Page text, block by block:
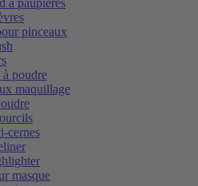
à paupières
pinceaux
à poudre
maquillage
cernes
masque